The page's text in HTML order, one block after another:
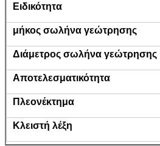
Ειδικότητα
μήκος σωλήνα γεώτρησης
Διάμετρος σωλήνα γεώτρησης
Αποτελεσματικότητα
Πλεονέκτημα
Κλειστή λέξη